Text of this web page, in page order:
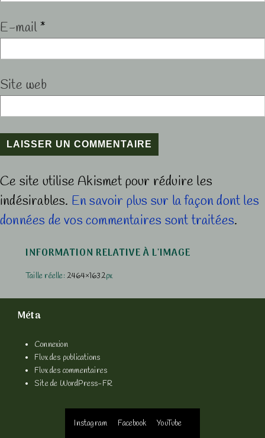
E-mail*
Site web
Ce site utilise Akismet pour réduire les
indésirables. En savoir plus sur la façon dont les
données de vos commentaires sont traitées.
INFORMATION RELATIVE À L'IMAGE
Taille réelle:2464×1632px
Méta
Connexion
Flux des publications
Flux des commentaires
Site de WordPress-FR
Menu
Instagram Facebook YouTube